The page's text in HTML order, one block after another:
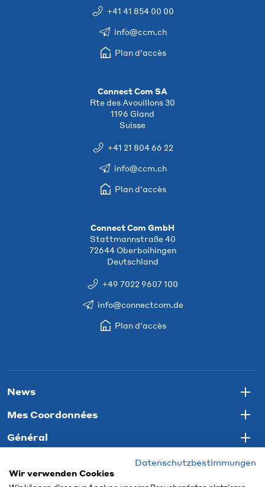
+41 41 854 00 00
info@ccm.ch
Plan d'accès
Connect Com SA
Rte des Avouillons 30
1196 Gland
Suisse
+41 21 804 66 22
info@ccm.ch
Plan d'accès
Connect Com GmbH
Stattmannstraße 40
72644 Oberboihingen
Deutschland
+49 7022 9607 100
info@connectcom.de
Plan d'accès
News
Mes Coordonnées
Général
Datenschutzbestimmungen
Wir verwenden Cookies